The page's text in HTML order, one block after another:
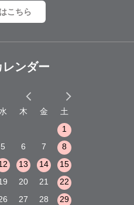
こちら
ンダー
木 金
土
1
5 6 7
8
13 14
15
20 21
22
27 28
29